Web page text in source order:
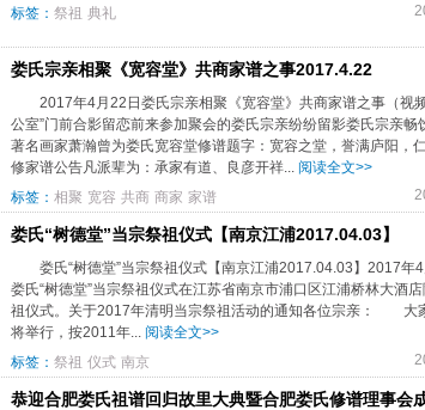
标签： 祭祖 典礼
娄氏宗亲相聚《宽容堂》共商家谱之事2017.4.22
2017年4月22日娄氏宗亲相聚《宽容堂》共商家谱之事（视
公室”门前合影留恋前来参加聚会的娄氏宗亲纷纷留影娄氏宗亲畅
著名画家萧瀚曾为娄氏宽容堂修谱题字：宽容之堂，誉满庐阳，
修家谱公告凡派辈为：承家有道、良彦开祥... 阅读全文>>
标签： 相聚 宽容 共商 商家 家谱
娄氏“树德堂”当宗祭祖仪式【南京江浦2017.04.03】
娄氏“树德堂”当宗祭祖仪式【南京江浦2017.04.03】2017年
娄氏“树德堂”当宗祭祖仪式在江苏省南京市浦口区江浦桥林大酒
祖仪式。关于2017年清明当宗祭祖活动的通知各位宗亲：
将举行，按2011年... 阅读全文>>
标签： 祭祖 仪式 南京
恭迎合肥娄氏祖谱回归故里大典暨合肥娄氏修谱理事会